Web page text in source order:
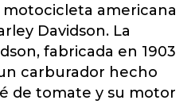
motocicleta americana
Davidson. La
fabricada en 1903
carburador hecho
de tomate y su motor